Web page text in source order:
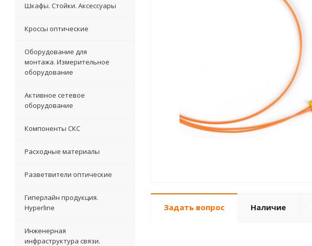
Задать вопрос Наличие
Шкафы. Стойки. Аксесcуары
Кроссы оптические
Оборудование для
монтажа. Измерительное
оборудование
Активное сетевое
оборудование
Компоненты СКС
Расходные материалы
Разветвители оптические
Гиперлайн продукция.
Hyperline
Инженерная
инфраструктура связи.